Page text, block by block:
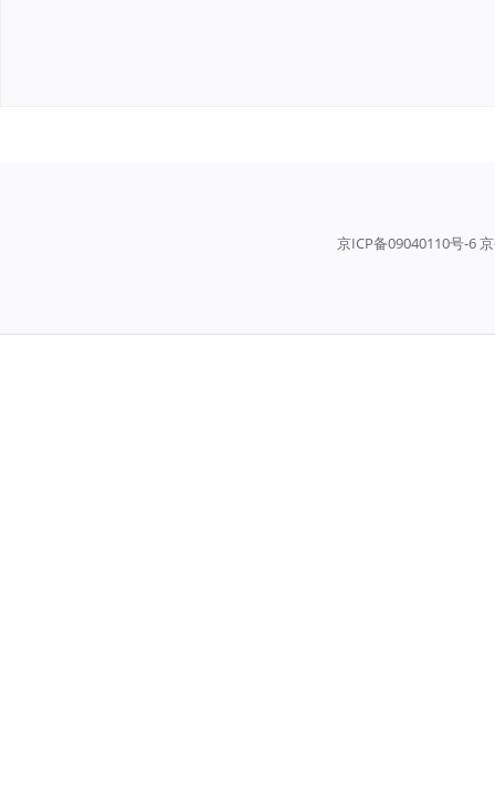
京ICP备09040110号-6